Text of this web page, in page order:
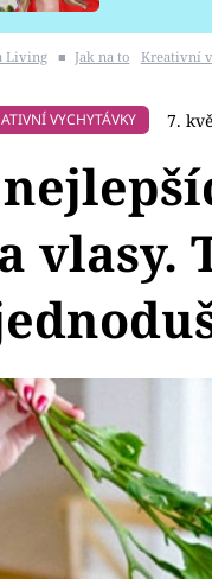
Living ■ Jak na to Kreativní
VYCHYTÁVKY 7.
vlasy.